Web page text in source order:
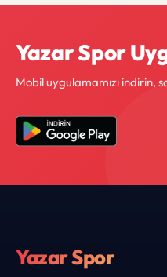
Yazar Spor
Mobil uygulamamızı indirin,
Yazar Spor